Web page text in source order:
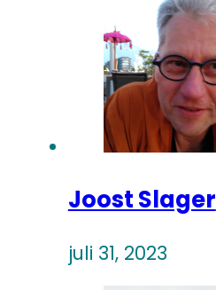
Joost Slager
juli 31, 2023